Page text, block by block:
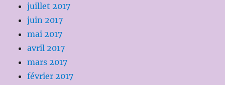
juillet 2017
juin 2017
mai 2017
avril 2017
mars 2017
février 2017